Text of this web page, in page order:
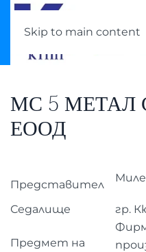
Skip to main content
МС 5
ЕООД
Представител
Седалище гр.
Предмет на